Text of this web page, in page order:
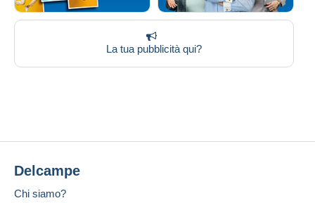
La tua pubblicità qui?
Delcampe
Chi siamo?